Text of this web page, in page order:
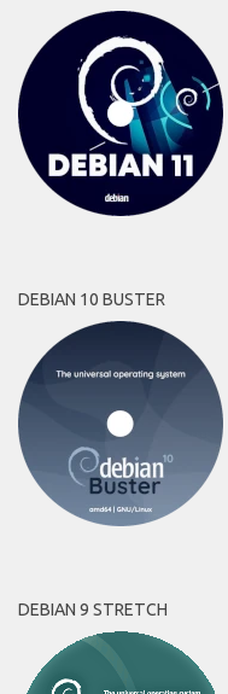
DEBIAN 10 BUSTER
DEBIAN 9 STRETCH